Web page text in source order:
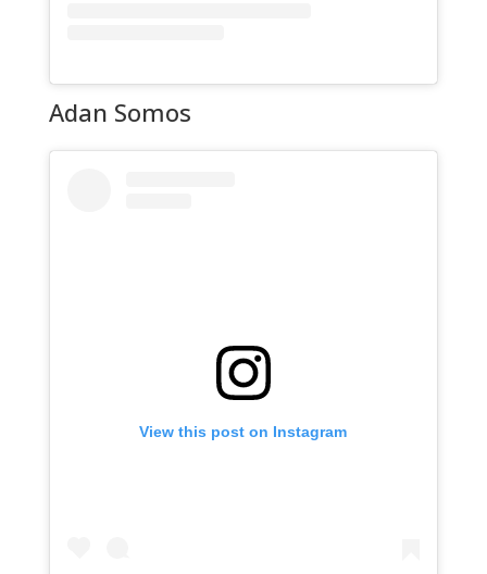
Adan Somos
View this post on Instagram